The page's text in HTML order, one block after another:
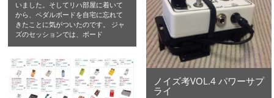
いました。そしてリハ部屋に着いて
から、ペダルボードを自宅に忘れて
きたことに気がついたのです。 ジャ
ズのセッションでは、ボード
ノイズ考VOL.4 パワーサプ
ライ